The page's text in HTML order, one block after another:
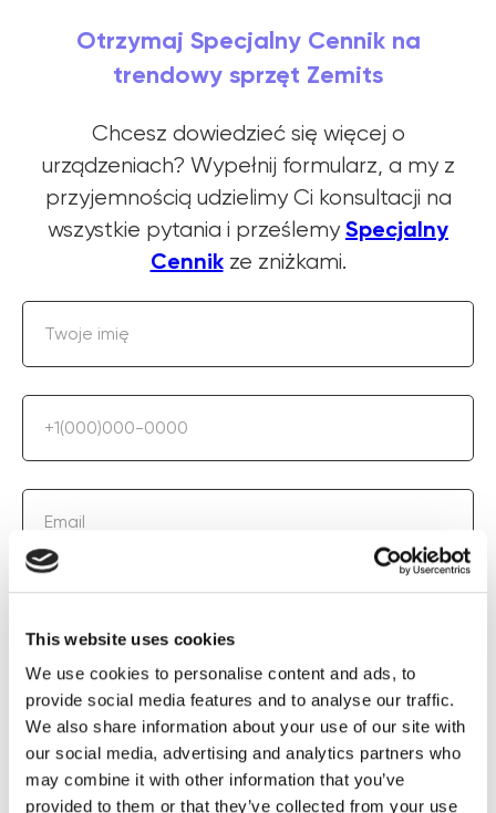
This website uses cookies
We use cookies to personalise content and ads, to
provide social media features and to analyse our traffic.
We also share information about your use of our site with
our social media, advertising and analytics partners who
may combine it with other information that you’ve
provided to them or that they’ve collected from your use
Otrzymaj Specjalny Cennik na
trendowy sprzęt Zemits
Chcesz dowiedzieć się więcej o
urządzeniach? Wypełnij formularz, a my z
przyjemnością udzielimy Ci konsultacji na
wszystkie pytania i prześlemySpecjalny
Cennikze zniżkami.
Twoje imię
+1(000)000-0000
Email
UZYSKAJ SPECJALNĄ CENĘ